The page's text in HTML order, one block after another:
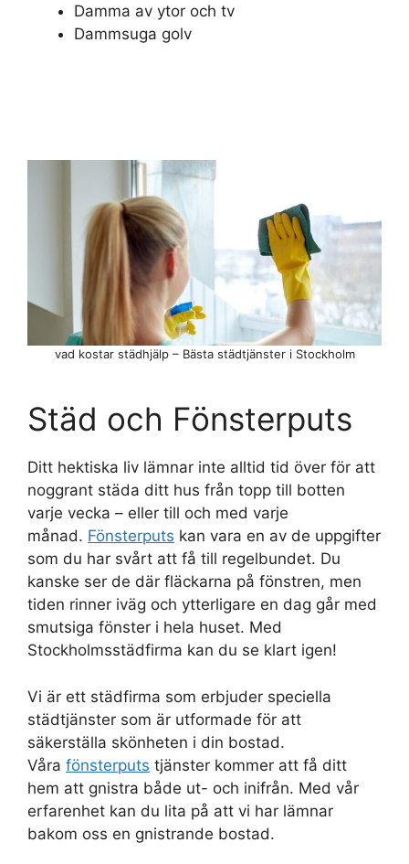
Damma av ytor och tv
Dammsuga golv
vad kostar städhjälp – Bästa städtjänster i Stockholm
Städ och Fönsterputs
Ditt hektiska liv lämnar inte alltid tid över för att
noggrant städa ditt hus från topp till botten
varje vecka – eller till och med varje
månad. Fönsterputs kan vara en av de uppgifter
som du har svårt att få till regelbundet. Du
kanske ser de där fläckarna på fönstren, men
tiden rinner iväg och ytterligare en dag går med
smutsiga fönster i hela huset. Med
Stockholmsstädfirma kan du se klart igen!
Vi är ett städfirma som erbjuder speciella
städtjänster som är utformade för att
säkerställa skönheten i din bostad.
Våra fönsterputs tjänster kommer att få ditt
hem att gnistra både ut- och inifrån. Med vår
erfarenhet kan du lita på att vi har lämnar
bakom oss en gnistrande bostad.